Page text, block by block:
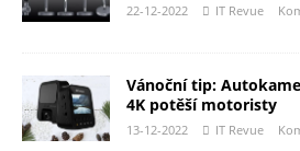
22-12-2022 IT Revue
Vánoční tip:
4K potěší motoristy
13-12-2022 IT Revue